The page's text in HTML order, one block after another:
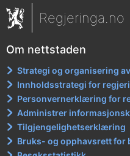
Regjeringa.no
Om nettstaden
Strategi og organisering
Innholdsstrategi for
Personvernerklæring for
Administrer
Tilgjengelighetserklæring
Bruks- og opphavsrett for